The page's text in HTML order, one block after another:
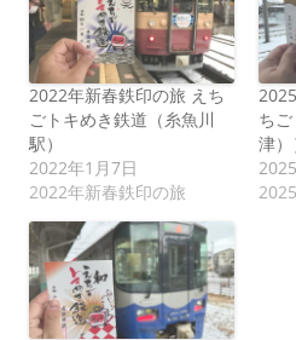
2022年新春鉄印の旅 えち
ごトキめき鉄道（糸魚川
駅）
2022年1月7日
2022年新春鉄印の旅
ち
津）